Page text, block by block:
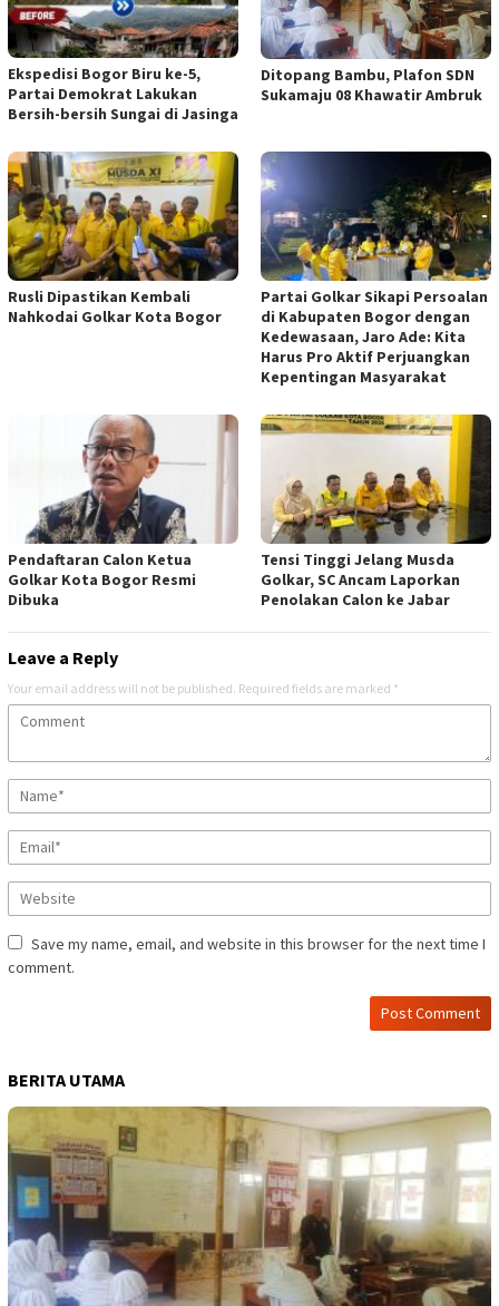
Ekspedisi Bogor Biru ke-5,
Partai Demokrat Lakukan
Bersih-bersih Sungai di Jasinga
Ditopang Bambu, Plafon SDN
Sukamaju 08 Khawatir Ambruk
Rusli Dipastikan Kembali
Nahkodai Golkar Kota Bogor
Partai Golkar Sikapi Persoalan
di Kabupaten Bogor dengan
Kedewasaan, Jaro Ade: Kita
Harus Pro Aktif Perjuangkan
Kepentingan Masyarakat
Pendaftaran Calon Ketua
Golkar Kota Bogor Resmi
Dibuka
Tensi Tinggi Jelang Musda
Golkar, SC Ancam Laporkan
Penolakan Calon ke Jabar
Leave a Reply
Your email address will not be published. Required fields are marked *
Save my name, email, and website in this browser for the next time I
comment.
BERITA UTAMA